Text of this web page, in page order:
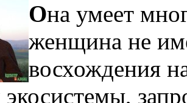
Она умеет
женщина не
восхождения